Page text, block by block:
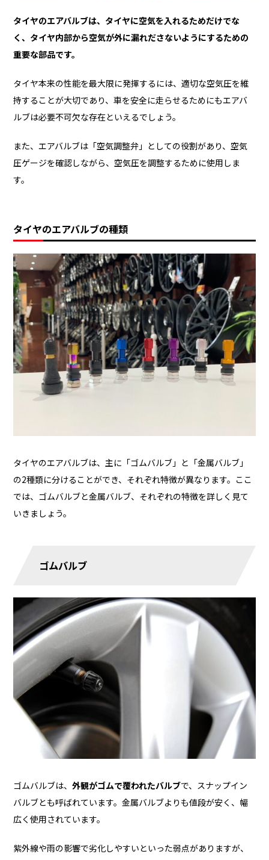
タイヤのエアバルブは、タイヤに空気を入れるためだけでな
く、タイヤ内部から空気が外に漏れださないようにするための
重要な部品です。
タイヤ本来の性能を最大限に発揮するには、適切な空気圧を維
持することが大切であり、車を安全に走らせるためにもエアバ
ルブは必要不可欠な存在といえるでしょう。
また、エアバルブは「空気調整弁」としての役割があり、空気
圧ゲージを確認しながら、空気圧を調整するために使用しま
す。
タイヤのエアバルブの種類
タイヤのエアバルブは、主に「ゴムバルブ」と「金属バルブ」
の2種類に分けることができ、それぞれ特徴が異なります。ここ
では、ゴムバルブと金属バルブ、それぞれの特徴を詳しく見て
いきましょう。
ゴムバルブ
ゴムバルブは、外観がゴムで覆われたバルブで、スナップイン
バルブとも呼ばれています。金属バルブよりも値段が安く、幅
広く使用されています。
紫外線や雨の影響で劣化しやすいといった弱点がありますが、